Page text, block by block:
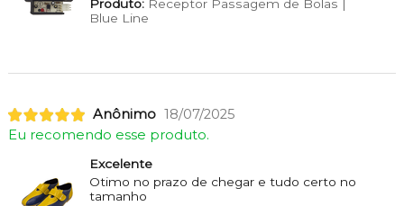
Produto:Receptor Passagem de Bolas |
Blue Line
Anônimo 18/07/2025
Eu recomendo esse produto.
Excelente
Otimo no prazo de chegar e tudo certo no
tamanho